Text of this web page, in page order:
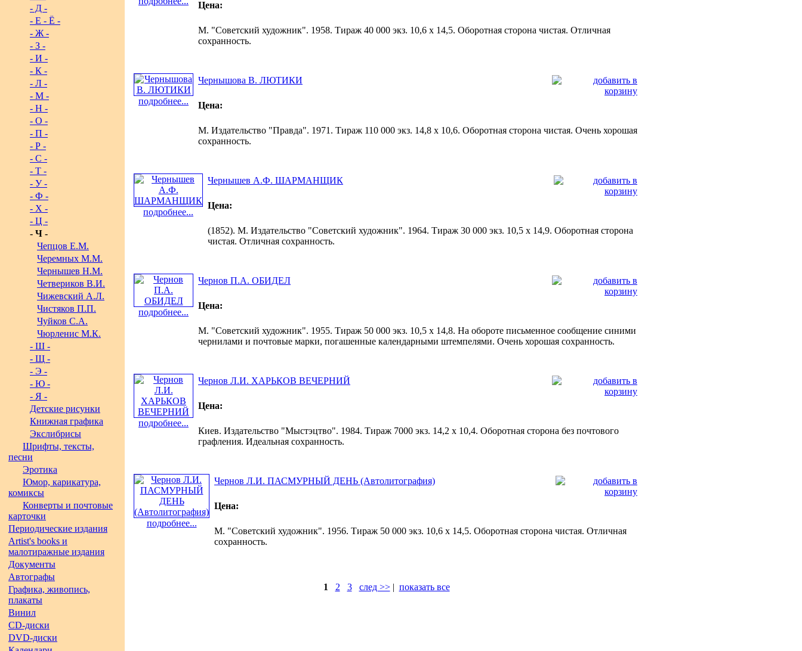
- Д -
- Е - Ё -
- Ж -
- З -
- И -
- К -
- Л -
- М -
- Н -
- О -
- П -
- Р -
- С -
- Т -
- У -
- Ф -
- Х -
- Ц -
- Ч -
Чепцов Е.М.
Черемных М.М.
Чернышев Н.М.
Четвериков В.И.
Чижевский А.Л.
Чистяков П.П.
Чуйков С.А.
Чюрленис М.К.
- Ш -
- Щ -
- Э -
- Ю -
- Я -
Детские рисунки
Книжная графика
Экслибрисы
Шрифты, тексты,
песни
Эротика
Юмор, карикатура,
комиксы
Конверты и почтовые
карточки
Периодические издания
Artist's books и
малотиражные издания
Документы
Автографы
Графика, живопись,
плакаты
Винил
CD-диски
DVD-диски
Цена:
М. "Советский художник". 1958. Тираж 40 000 экз. 10,6 х 14,5. Оборотная сторона чистая. Отличная
сохранность.
подробнее...
Чернышова В. ЛЮТИКИ
Цена:
М. Издательство "Правда". 1971. Тираж 110 000 экз. 14,8 х 10,6. Оборотная сторона чистая. Очень хорошая
сохранность.
подробнее...
Чернышев А.Ф. ШАРМАНЩИК
Цена:
(1852). М. Издательство "Советский художник". 1964. Тираж 30 000 экз. 10,5 х 14,9. Оборотная сторона
чистая. Отличная сохранность.
подробнее...
Чернов П.А. ОБИДЕЛ
Цена:
М. "Советский художник". 1955. Тираж 50 000 экз. 10,5 х 14,8. На обороте письменное сообщение синими
чернилами и почтовые марки, погашенные календарными штемпелями. Очень хорошая сохранность.
подробнее...
Чернов Л.И. ХАРЬКОВ ВЕЧЕРНИЙ
Цена:
Киев. Издательство "Мыстэцтво". 1984. Тираж 7000 экз. 14,2 х 10,4. Оборотная сторона без почтового
графления. Идеальная сохранность.
подробнее...
Чернов Л.И. ПАСМУРНЫЙ ДЕНЬ (Автолитография)
Цена:
М. "Советский художник". 1956. Тираж 50 000 экз. 10,6 х 14,5. Оборотная сторона чистая. Отличная
сохранность.
1 2 3 след >>| показать все